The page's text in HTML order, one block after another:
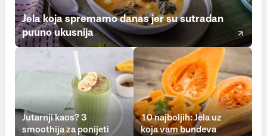
Jela koja spremamo danas jer su sutradan
puuno ukusnija
Jutarnji kaos? 3
smoothija za ponijeti
10 najboljih: Jela uz
koja vam bundeva